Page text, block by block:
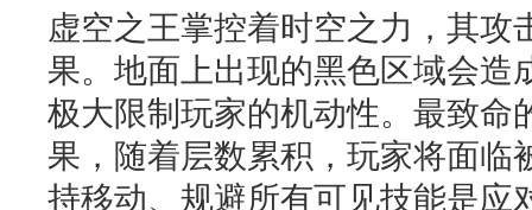
虚空之王掌控着时空之力，其攻
果。地面上出现的黑色区域会造
极大限制玩家的机动性。最致命
果，随着层数累积，玩家将面临
持移动、规避所有可见技能是应